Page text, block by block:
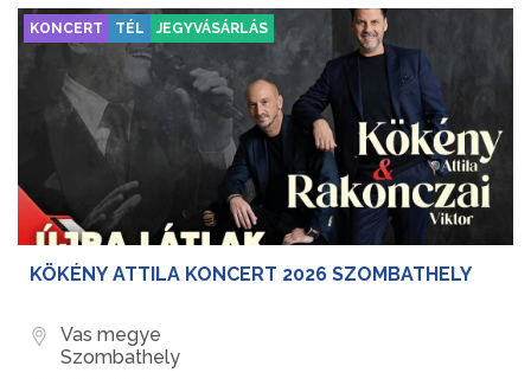
KONCERT TÉL JEGYVÁSÁRLÁS
KÖKÉNY ATTILA KONCERT 2026 SZOMBATHELY
Vas megye
Szombathely